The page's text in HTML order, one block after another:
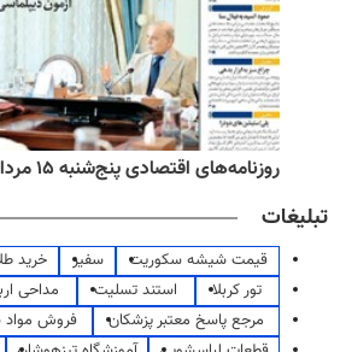
روزنامه‌های اقتصادی پنج‌شنبه ۱۵ مرداد ۱۴۰۵
تبلیغات
قیمت شیشه سکوریت سفیر خرید
تور کربلا
استند تسلیت مداحی
مرجع پاسخ معتبر پزشکان
فروش مواد